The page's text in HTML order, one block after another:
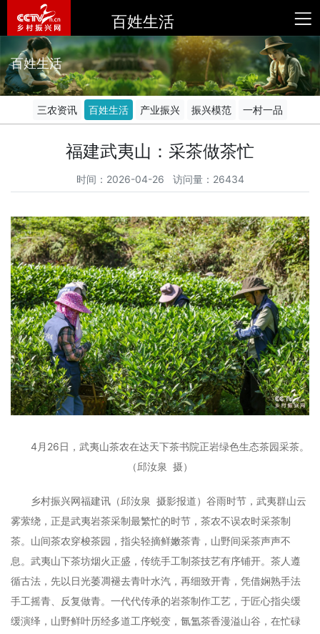
百姓生活
百姓生活
三农资讯 百姓生活 产业振兴 振兴模范 一村一品
福建武夷山：采茶做茶忙
时间：2026-04-26 访问量：26434
4月26日，武夷山茶农在达天下茶书院正岩绿色生态茶园采茶。
（邱汝泉 摄）
乡村振兴网福建讯（邱汝泉 摄影报道）谷雨时节，武夷群山云
雾萦绕，正是武夷岩茶采制最繁忙的时节，茶农不误农时采茶制
茶。山间茶农穿梭茶园，指尖轻摘鲜嫩茶青，山野间采茶声声不
息。武夷山下茶坊烟火正盛，传统手工制茶技艺有序铺开。茶人遵
循古法，先以日光萎凋褪去青叶水汽，再细致开青，凭借娴熟手法
手工摇青、反复做青。一代代传承的岩茶制作工艺，于匠心指尖缓
缓演绎，山野鲜叶历经多道工序蜕变，氤氲茶香漫溢山谷，在忙碌